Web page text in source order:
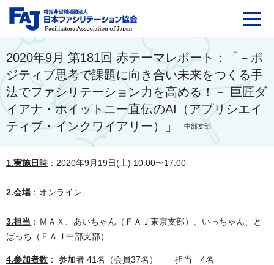
FAJ：特定非営利活動
2020年9月 第181回 赤テーマレポート：「－ポ
ジティブ思考で課題に向き合い未来をつくる手
法でファシリテーション力を高める！－ 巨匠ダ
イアナ・ホイットニー直伝のAI（アプリシエイ
ティブ・インクワイアリー）」
中部支部
1.実施日時：2020年9月19日(土) 10:00〜17:00
2.会場：オンライン
3.担当 ：ＭＡＸ、あいちゃん （ＦＡＪ東京支部）、いっちゃん、と
ばっち（ＦＡＪ中部支部）
4.参加者数 ： 参加者 41名（会員37名） 担当 4名